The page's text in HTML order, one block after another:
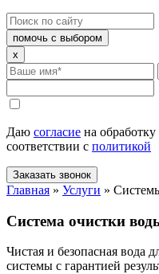
помочь с выбором
x
Даю согласие на
соответствии с политикой
Заказать звонок
Главная » Услуги »
Система очистки
Чистая и безопасная вода
системы с гарантией